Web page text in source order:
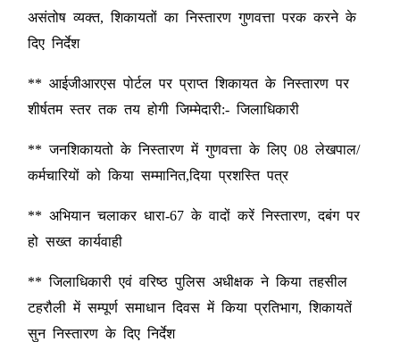
असंतोष व्यक्त, शिकायतों का निस्तारण गुणवत्ता परक करने के
दिए निर्देश
** आईजीआरएस पोर्टल पर प्राप्त शिकायत के निस्तारण पर
शीर्षतम स्तर तक तय होगी जिम्मेदारी:- जिलाधिकारी
** जनशिकायतो के निस्तारण में गुणवत्ता के लिए 08 लेखपाल/
कर्मचारियों को किया सम्मानित,दिया प्रशस्ति पत्र
** अभियान चलाकर धारा-67 के वादों करें निस्तारण, दबंग पर
हो सख्त कार्यवाही
** जिलाधिकारी एवं वरिष्ठ पुलिस अधीक्षक ने किया तहसील
टहरौली में सम्पूर्ण समाधान दिवस में किया प्रतिभाग, शिकायतें
सुन निस्तारण के दिए निर्देश